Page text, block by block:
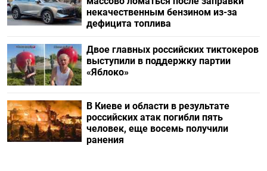
некачественным бензином из-за
дефицита топлива
Двое главных российских тиктокеров
выступили в поддержку партии
«Яблоко»
В Киеве и области в результате
российских атак погибли пять
человек, еще восемь получили
ранения